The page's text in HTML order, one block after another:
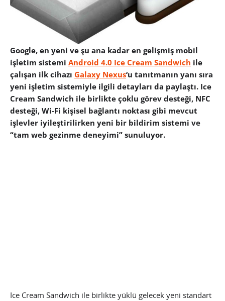
Google, en yeni ve şu ana kadar en gelişmiş mobil
işletim sistemi Android 4.0 Ice Cream Sandwich ile
çalışan ilk cihazı Galaxy Nexus‘u tanıtmanın yanı sıra
yeni işletim sistemiyle ilgili detayları da paylaştı. Ice
Cream Sandwich ile birlikte çoklu görev desteği, NFC
desteği, Wi-Fi kişisel bağlantı noktası gibi mevcut
işlevler iyileştirilirken yeni bir bildirim sistemi ve
“tam web gezinme deneyimi” sunuluyor.
Ice Cream Sandwich ile birlikte yüklü gelecek yeni standart